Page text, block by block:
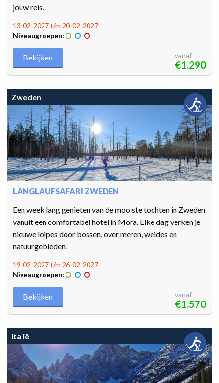
jouw reis.
13-02-2027 t/m 20-02-2027
Niveaugroepen:
Bekijken vanaf
€1.290
Zweden
LANGLAUFSAFARI ZWEDEN
Een week lang genieten van de mooiste tochten in Zweden
vanuit een comfortabel hotel in Mora. Elke dag verken je
nieuwe loipes door bossen, over meren, weides en
natuurgebieden.
19-02-2027 t/m 26-02-2027
Niveaugroepen:
Bekijken vanaf
€1.570
Italië